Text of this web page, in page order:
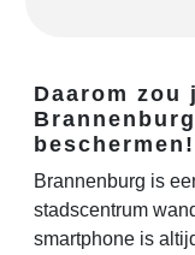
Daarom zou
beschermen!
Brannenburg is
stadscentrum
smartphone is